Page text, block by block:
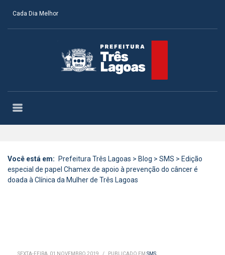
Cada Dia Melhor
Você está em: Prefeitura Três Lagoas > Blog > SMS > Edição
especial de papel Chamex de apoio à prevenção do câncer é
doada à Clínica da Mulher de Três Lagoas
SEXTA-FEIRA, 01 NOVEMBRO 2019 / PUBLICADO EM SMS